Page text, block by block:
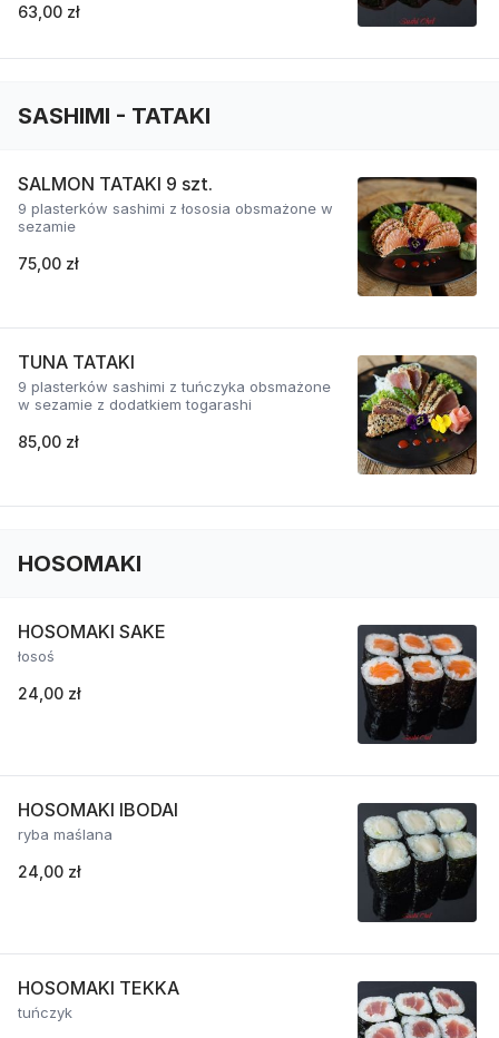
63,00 zł
SASHIMI - TATAKI
SALMON TATAKI 9 szt.
9 plasterków sashimi z łososia obsmażone w
sezamie
75,00 zł
TUNA TATAKI
9 plasterków sashimi z tuńczyka obsmażone
w sezamie z dodatkiem togarashi
85,00 zł
HOSOMAKI
HOSOMAKI SAKE
łosoś
24,00 zł
HOSOMAKI IBODAI
ryba maślana
24,00 zł
HOSOMAKI TEKKA
tuńczyk